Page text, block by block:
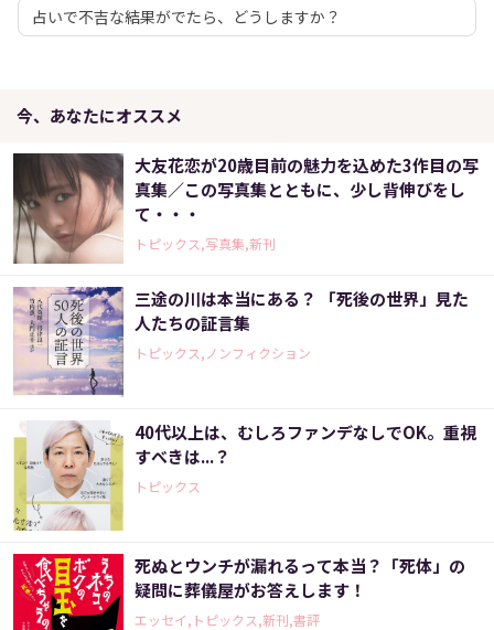
占いで不吉な結果がでたら、どうしますか？
今、あなたにオススメ
大友花恋が20歳目前の魅力を込めた3作目の写
真集／この写真集とともに、少し背伸びをし
て・・・
トピックス,写真集,新刊
三途の川は本当にある？ 「死後の世界」見た
人たちの証言集
トピックス,ノンフィクション
40代以上は、むしろファンデなしでOK。重視
すべきは...？
トピックス
死ぬとウンチが漏れるって本当？「死体」の
疑問に葬儀屋がお答えします！
エッセイ,トピックス,新刊,書評